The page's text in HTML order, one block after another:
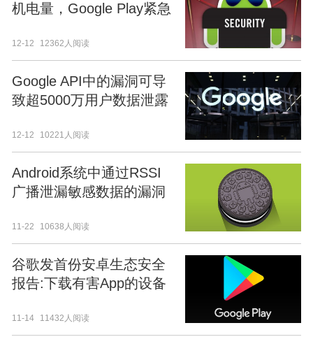
机电量，Google Play紧急
12-12 12362人阅读
Google API中的漏洞可导
致超5000万用户数据泄露
12-12 10221人阅读
Android系统中通过RSSI
广播泄漏敏感数据的漏洞
9581)
11-22 10638人阅读
谷歌发首份安卓生态安全
报告:下载有害App的设备
11-14 11432人阅读